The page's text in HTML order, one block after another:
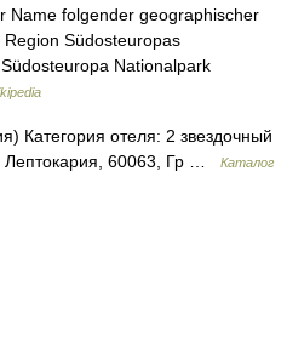
Name folgender geographischer
Südosteuropas
Nationalpark
Категория отеля: 2 звездочный
Лептокария, 60063, Гр …
Каталог